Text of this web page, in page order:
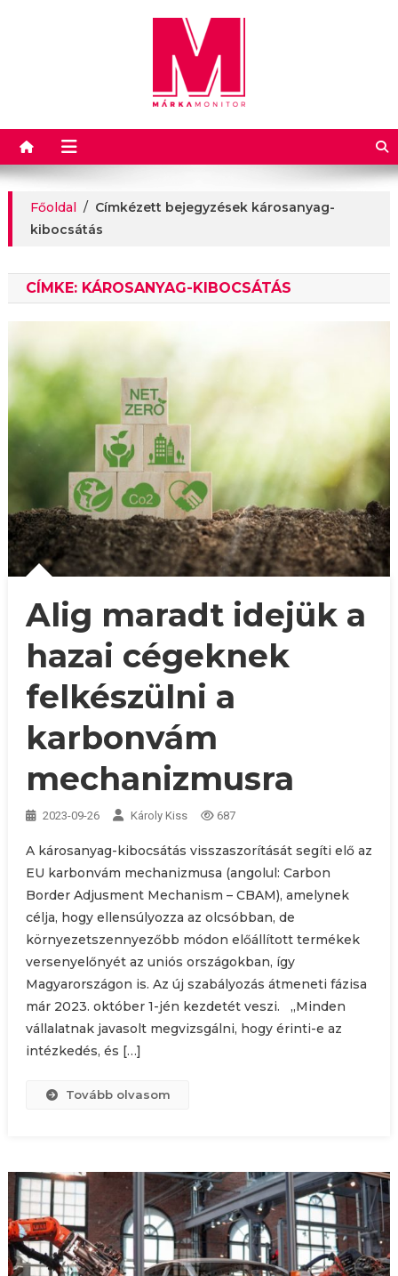
Márkamonitor
Főoldal / Címkézett bejegyzések károsanyag-
kibocsátás
CÍMKE: KÁROSANYAG-KIBOCSÁTÁS
Alig maradt idejük a
hazai cégeknek
felkészülni a
karbonvám
mechanizmusra
2023-09-26 Károly Kiss 687
A károsanyag-kibocsátás visszaszorítását segíti elő az
EU karbonvám mechanizmusa (angolul: Carbon
Border Adjusment Mechanism – CBAM), amelynek
célja, hogy ellensúlyozza az olcsóbban, de
környezetszennyezőbb módon előállított termékek
versenyelőnyét az uniós országokban, így
Magyarországon is. Az új szabályozás átmeneti fázisa
már 2023. október 1-jén kezdetét veszi. „Minden
vállalatnak javasolt megvizsgálni, hogy érinti-e az
intézkedés, és […]
Tovább olvasom